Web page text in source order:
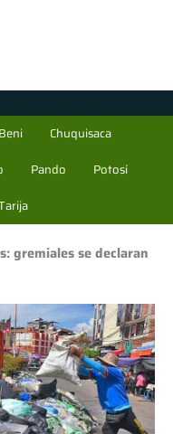
Beni
Chuquisaca
Pando
Potosí
gremiales se declaran